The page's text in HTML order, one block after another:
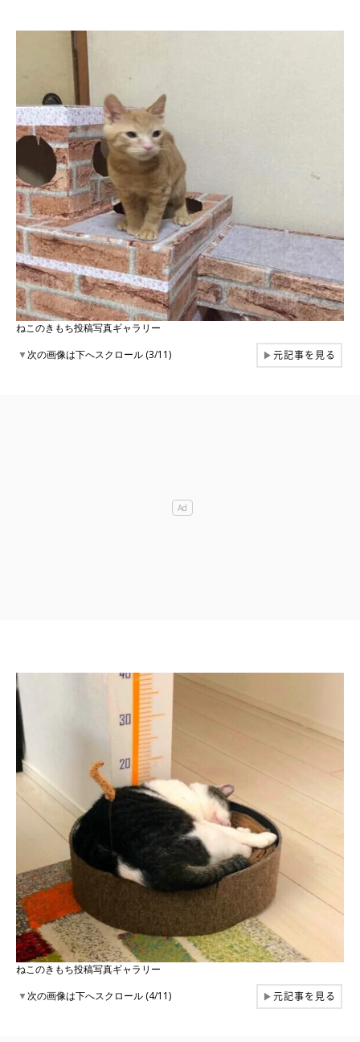
ねこのきもち投稿写真ギャラリー
▼次の画像は下へスクロール (3/11) ▶元記事を見る
ねこのきもち投稿写真ギャラリー
▼次の画像は下へスクロール (4/11) ▶元記事を見る